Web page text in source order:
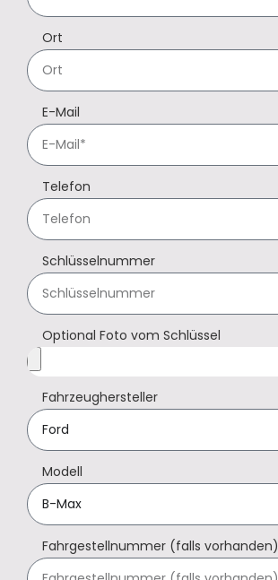
Ort
E-Mail
Telefon
Schlüsselnummer
Optional Foto vom Schlüssel
Fahrzeughersteller
Modell
Fahrgestellnummer (falls vorhanden)